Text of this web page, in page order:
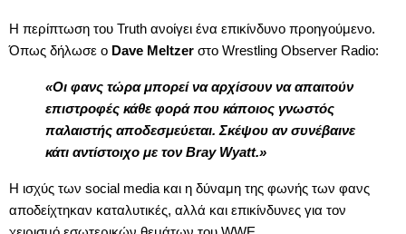
Η περίπτωση του Truth ανοίγει ένα επικίνδυνο προηγούμενο.
Όπως δήλωσε ο Dave Meltzer στο Wrestling Observer Radio:
«Οι φανς τώρα μπορεί να αρχίσουν να απαιτούν
επιστροφές κάθε φορά που κάποιος γνωστός
παλαιστής αποδεσμεύεται. Σκέψου αν συνέβαινε
κάτι αντίστοιχο με τον Bray Wyatt.»
Η ισχύς των social media και η δύναμη της φωνής των φανς
αποδείχτηκαν καταλυτικές, αλλά και επικίνδυνες για τον